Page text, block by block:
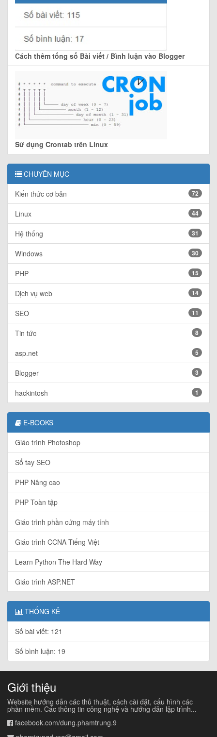
Cách thêm tổng số Bài viết / Bình luận vào Blogger
Sử dụng Crontab trên Linux
CHUYÊN MỤC
Kiến thức cơ bản 72
Linux 44
Hệ thống 31
Windows 30
PHP 15
Dịch vụ web 14
SEO 11
Tin tức 8
asp.net 5
Blogger 3
hackintosh 1
E-BOOKS
Giáo trình Photoshop
Sổ tay SEO
PHP Nâng cao
PHP Toàn tập
Giáo trình phần cứng máy tính
Giáo trình CCNA Tiếng Việt
Learn Python The Hard Way
Giáo trình ASP.NET
THỐNG KÊ
Số bài viết: 121
Số bình luận: 19
Giới thiệu
Website hướng dẫn các thủ thuật, cách cài đặt, cấu hình các
phần mềm. Các thông tin công nghệ và hướng dẫn lập trình...
facebook.com/dung.phamtrung.9